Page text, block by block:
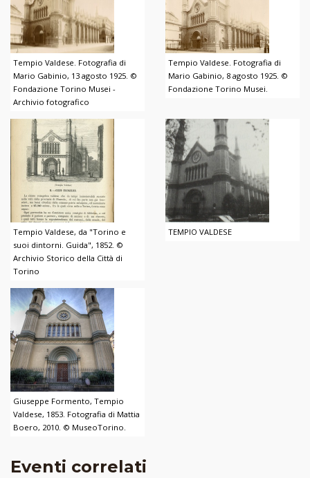
Tempio Valdese. Fotografia di
Mario Gabinio, 13 agosto 1925. ©
Fondazione Torino Musei -
Archivio fotografico
Tempio Valdese. Fotografia di
Mario Gabinio, 8 agosto 1925. ©
Fondazione Torino Musei.
Tempio Valdese, da "Torino e
suoi dintorni. Guida", 1852. ©
Archivio Storico della Città di
Torino
TEMPIO VALDESE
Giuseppe Formento, Tempio
Valdese, 1853. Fotografia di Mattia
Boero, 2010. © MuseoTorino.
Eventi correlati